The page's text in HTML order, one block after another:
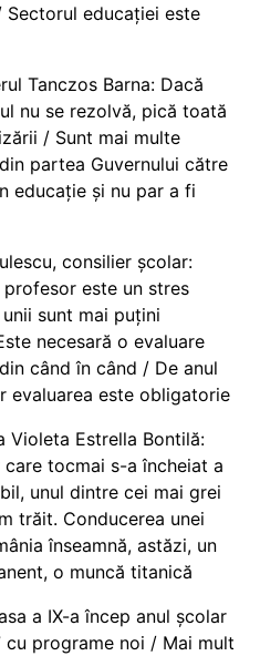
Sectorul educației este
Tanczos Barna: Dacă
nu se rezolvă, pică toată
/ Sunt mai multe
partea Guvernului către
educație și nu par a fi
consilier școlar:
profesor este un stres
sunt mai puțini
necesară o evaluare
când în când / De anul
evaluarea este obligatorie
Violeta Estrella Bontilă:
care tocmai s-a încheiat a
unul dintre cei mai grei
trăit. Conducerea unei
înseamnă, astăzi, un
o muncă titanică
a IX-a încep anul școlar
programe noi / Mai mult